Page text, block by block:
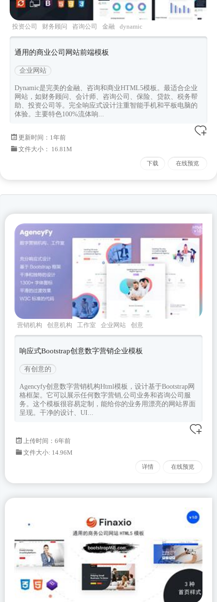
投资公司 财务顾问 咨询公司 金融 dynamic
通用的商业公司网站前端模板
企业网站
Dynamic是完美的金融、咨询和商业HTML5模板。最适合企业
网站，如财务顾问、会计师、咨询公司、保险、贷款、税务帮
助、投资公司等。完全响应式设计注重智能手机和平板电脑的
体验。主要特色100%流体响...
更新时间： 1年前
文件大小： 16.81M
下载 在线预览
营销机构 创意机构 工作室 企业网站
创意
html5
响应式Bootstrap创意数字营销企业模板
有创意的
Agencyfy创意数字营销机构Html模板，设计基于Bootstrap网
格框架。它可以展示任何数字营销,公司业务和咨询公司服
务。这个模板很容易定制，能给你的业务用漂亮的网站界面
呈现。干净的设计、UI...
上传时间：6年前
文件大小: 14.96M
详情 在线预览